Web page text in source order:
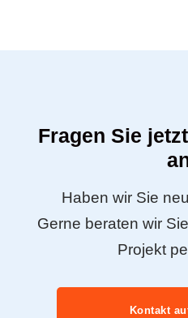
Fragen Sie
Haben wir Sie
Gerne beraten wir
Projekt
Kontakt